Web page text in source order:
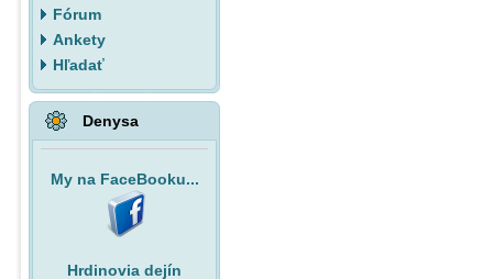
Fórum
Ankety
Hľadať
Denysa
My na FaceBooku...
Hrdinovia dejín